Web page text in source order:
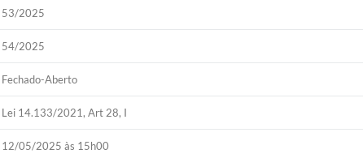
53/2025
54/2025
Fechado-Aberto
Lei 14.133/2021, Art 28, I
12/05/2025 às 15h00